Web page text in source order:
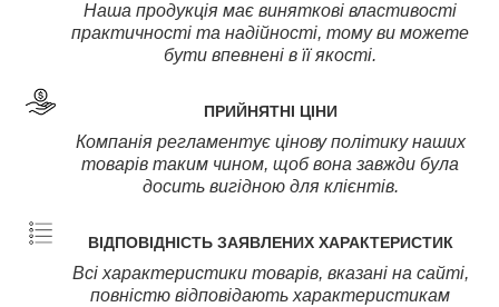
Наша продукція має виняткові властивості
практичності та надійності, тому ви можете
бути впевнені в її якості.
ПРИЙНЯТНІ ЦІНИ
Компанія регламентує цінову політику наших
товарів таким чином, щоб вона завжди була
досить вигідною для клієнтів.
ВІДПОВІДНІСТЬ ЗАЯВЛЕНИХ ХАРАКТЕРИСТИК
Всі характеристики товарів, вказані на сайті,
повністю відповідають характеристикам